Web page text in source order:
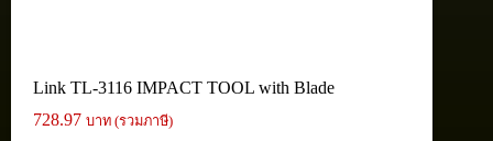
Link TL-3116 IMPACT TOOL with Blade
728.97 บาท (รวมภาษี)